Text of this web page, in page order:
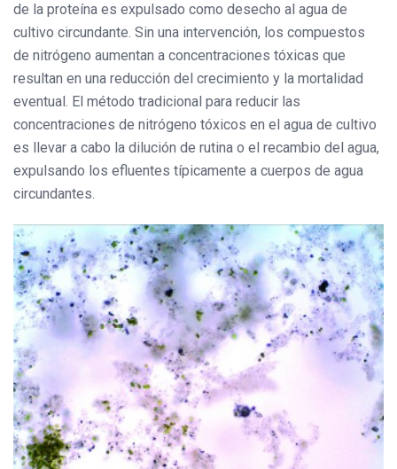
de la proteína es expulsado como desecho al agua de
cultivo circundante. Sin una intervención, los compuestos
de nitrógeno aumentan a concentraciones tóxicas que
resultan en una reducción del crecimiento y la mortalidad
eventual. El método tradicional para reducir las
concentraciones de nitrógeno tóxicos en el agua de cultivo
es llevar a cabo la dilución de rutina o el recambio del agua,
expulsando los efluentes típicamente a cuerpos de agua
circundantes.